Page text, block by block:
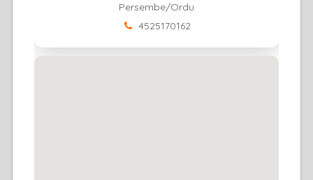
Persembe/Ordu
4525170162